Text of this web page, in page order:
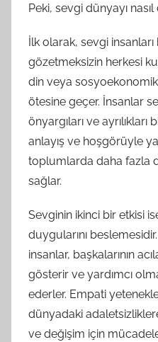
Peki, sevgi dünyayı
İlk olarak, sevgi
gözetmeksizin herkesi
din veya sosyoekonomik
ötesine geçer. İnsanlar
önyargıları ve ayrılıkları
anlayış ve hoşgörüyle
toplumlarda daha fazla
sağlar.
Sevginin ikinci bir etkisi
duygularını
insanlar, başkalarının
gösterir ve yardımcı
ederler. Empati
dünyadaki
ve değişim için